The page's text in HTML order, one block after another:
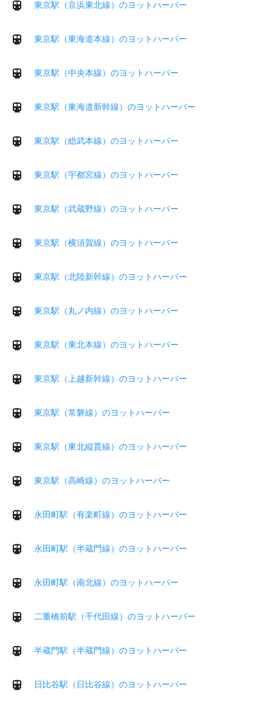
東京駅（京浜東北線）のヨットハーバー
東京駅（東海道本線）のヨットハーバー
東京駅（中央本線）のヨットハーバー
東京駅（東海道新幹線）のヨットハーバー
東京駅（総武本線）のヨットハーバー
東京駅（宇都宮線）のヨットハーバー
東京駅（武蔵野線）のヨットハーバー
東京駅（横須賀線）のヨットハーバー
東京駅（北陸新幹線）のヨットハーバー
東京駅（丸ノ内線）のヨットハーバー
東京駅（東北本線）のヨットハーバー
東京駅（上越新幹線）のヨットハーバー
東京駅（常磐線）のヨットハーバー
東京駅（東北縦貫線）のヨットハーバー
東京駅（高崎線）のヨットハーバー
永田町駅（有楽町線）のヨットハーバー
永田町駅（半蔵門線）のヨットハーバー
永田町駅（南北線）のヨットハーバー
二重橋前駅（千代田線）のヨットハーバー
半蔵門駅（半蔵門線）のヨットハーバー
日比谷駅（日比谷線）のヨットハーバー